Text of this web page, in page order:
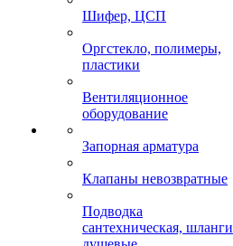
Шифер, ЦСП
Оргстекло, полимеры,
пластики
Вентиляционное
оборудование
Запорная арматура
Клапаны невозвратные
Подводка
сантехническая, шланги